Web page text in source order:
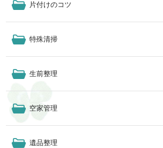
片付けのコツ
特殊清掃
生前整理
空家管理
遺品整理